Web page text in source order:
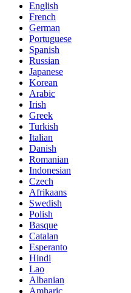
English
French
German
Portuguese
Spanish
Russian
Japanese
Korean
Arabic
Irish
Greek
Turkish
Italian
Danish
Romanian
Indonesian
Czech
Afrikaans
Swedish
Polish
Basque
Catalan
Esperanto
Hindi
Lao
Albanian